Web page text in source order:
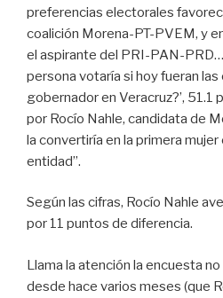
preferencias electorales
coalición Morena-PT-PVEM, y
el aspirante del PRI-PAN-PRD…
persona votaría si hoy fueran
gobernador en Veracruz?’, 51.1
por Rocío Nahle, candidata de
la convertiría en la primera
entidad”.
Según las cifras, Rocío Nahle
por 11 puntos de diferencia.
Llama la atención la encuesta
desde hace varios meses (que